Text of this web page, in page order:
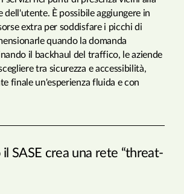
dell'utente. È possibile aggiungere in
extra per soddisfare i picchi di
quando la domanda
il backhaul del traffico, le aziende
tra sicurezza e accessibilità,
finale un'esperienza fluida e con
SASE crea una rete “threat-